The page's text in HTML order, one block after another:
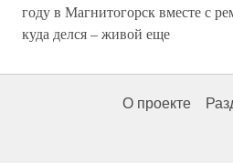
году в Магнитогорск вместе с
куда делся – живой еще
О проекте